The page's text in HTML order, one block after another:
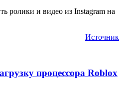
ролики и видео из Instagram на
Источник
процессора Roblox